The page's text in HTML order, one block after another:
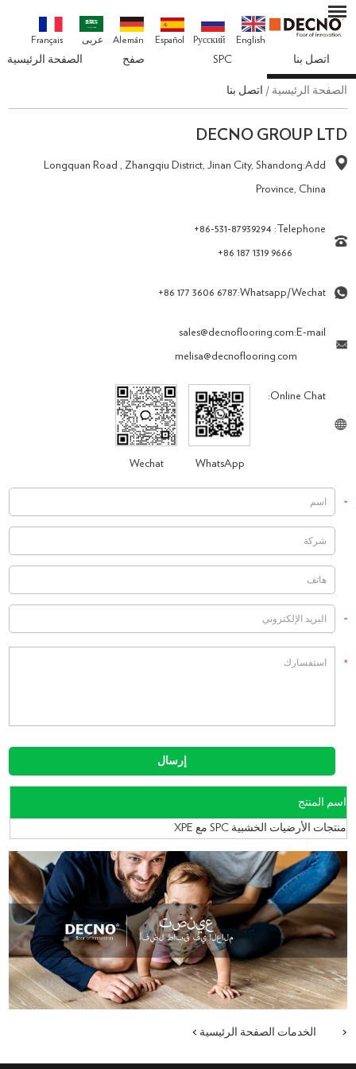
English
Pусский
Español
Alemán عربى Français
الصفحة الرئيسية صفح SPC اتصل بنا
الصفحة الرئيسية / اتصل بنا
DECNO GROUP LTD
Add:
Longquan Road , Zhangqiu District, Jinan City, Shandong
Province, China
Telephone:
+86-531-87939294
+86 187 1319 9666
Whatsapp/Wechat:
+86 177 3606 6787
E-mail:
sales@decnoflooring.com
melisa@decnoflooring.com
Online Chat:
Wechat WhatsApp
اسم المنتج
منتجات الأرضيات الخشبية SPC مع XPE
< الخدمات الصفحة الرئيسية >